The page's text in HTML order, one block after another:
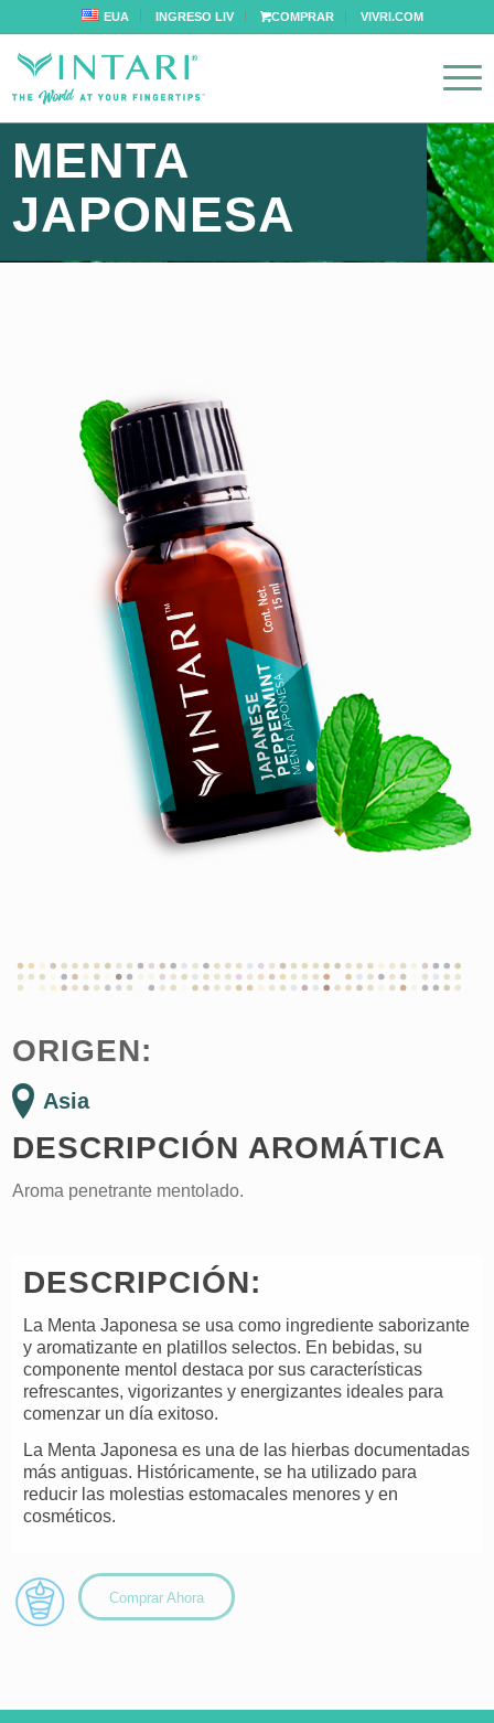
EUA INGRESO LIV COMPRAR VIVRI.COM
MENTA
JAPONESA
ORIGEN:
Asia
DESCRIPCIÓN AROMÁTICA
Aroma penetrante mentolado.
DESCRIPCIÓN:
La Menta Japonesa se usa como ingrediente saborizante
y aromatizante en platillos selectos. En bebidas, su
componente mentol destaca por sus características
refrescantes, vigorizantes y energizantes ideales para
comenzar un día exitoso.
La Menta Japonesa es una de las hierbas documentadas
más antiguas. Históricamente, se ha utilizado para
reducir las molestias estomacales menores y en
cosméticos.
Comprar Ahora